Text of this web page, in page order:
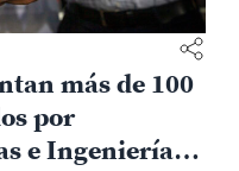
más de 100
por
e Ingeniería